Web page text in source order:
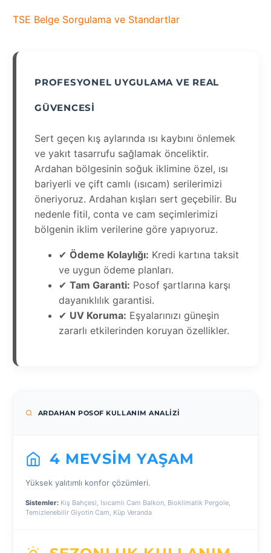
TSE Belge Sorgulama ve Standartlar
PROFESYONEL UYGULAMA VE REAL
GÜVENCESI
Sert geçen kış aylarında ısı kaybını önlemek
ve yakıt tasarrufu sağlamak önceliktir.
Ardahan bölgesinin soğuk iklimine özel, ısı
bariyerli ve çift camlı (ısıcam) serilerimizi
öneriyoruz. Ardahan kışları sert geçebilir. Bu
nedenle fitil, conta ve cam seçimlerimizi
bölgenin iklim verilerine göre yapıyoruz.
✔ Ödeme Kolaylığı: Kredi kartına taksit
ve uygun ödeme planları.
✔ Tam Garanti: Posof şartlarına karşı
dayanıklılık garantisi.
✔ UV Koruma: Eşyalarınızı güneşin
zararlı etkilerinden koruyan özellikler.
ARDAHAN POSOF KULLANIM ANALIZI
4 MEVSIM YAŞAM
Yüksek yalıtımlı konfor çözümleri.
Sistemler: Kış Bahçesi, Isıcamlı Cam Balkon, Bioklimatik Pergole,
Temizlenebilir Giyotin Cam, Küp Veranda